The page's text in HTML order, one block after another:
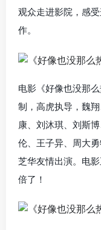
观众走进影院，感
作。
电影《好像也没那
制，高虎执导，魏
康、刘沐琪、刘斯
伦、王子异、周大
芝华友情出演。电
倍了！